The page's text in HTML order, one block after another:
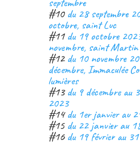
#10 du 28 septembre
octobre, saint Luc
#11 du 19 octobre
novembre, saint Martin
#12 du 10 novembre
décembre, Immaculée
lumières
#13du 9 décembre au
2023
#14du 1er janvier au
#15 du 22 janvier au
#16 du 19 février au